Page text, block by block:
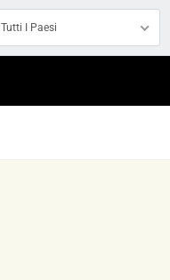
Tutti I Paesi